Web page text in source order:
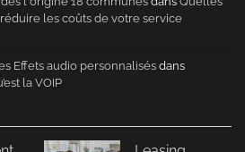
les coûts de votre service
Effets audio personnalisés dans
la VOIP